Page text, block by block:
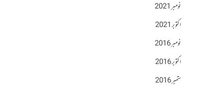
نومبر 2021
اکتوبر 2021
نومبر 2016
اکتوبر 2016
ستمبر 2016